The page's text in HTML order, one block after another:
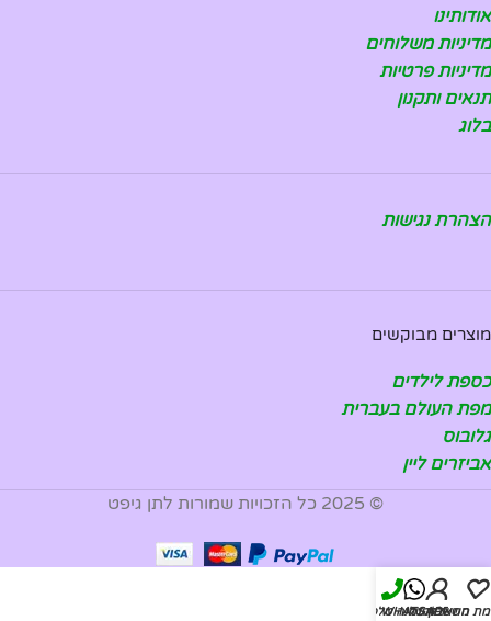
אודותינו
מדיניות משלוחים
מדיניות פרטיות
תנאים ותקנון
בלוג
הצהרת נגישות
מוצרים מבוקשים
כספת לילדים
מפת העולם בעברית
גלובוס
אביזרים ליין
© 2025 כל הזכויות שמורות לתן גיפט
משאלות
החשבון שלי
WHATSAPP
להזמנה טלפונית